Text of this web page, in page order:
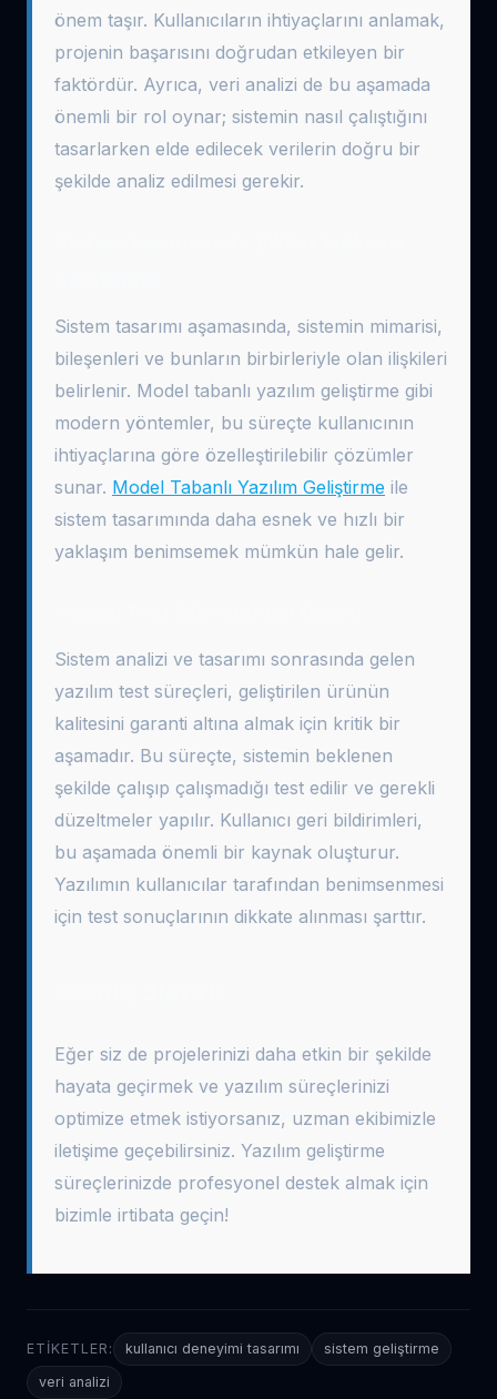
önem taşır. Kullanıcıların ihtiyaçlarını anlamak,
projenin başarısını doğrudan etkileyen bir
faktördür. Ayrıca, veri analizi de bu aşamada
önemli bir rol oynar; sistemin nasıl çalıştığını
tasarlarken elde edilecek verilerin doğru bir
şekilde analiz edilmesi gerekir.
Sistem tasarımı aşamasında, sistemin mimarisi,
bileşenleri ve bunların birbirleriyle olan ilişkileri
belirlenir. Model tabanlı yazılım geliştirme gibi
modern yöntemler, bu süreçte kullanıcının
ihtiyaçlarına göre özelleştirilebilir çözümler
sunar. Model Tabanlı Yazılım Geliştirme ile
sistem tasarımında daha esnek ve hızlı bir
yaklaşım benimsemek mümkün hale gelir.
Sistem analizi ve tasarımı sonrasında gelen
yazılım test süreçleri, geliştirilen ürünün
kalitesini garanti altına almak için kritik bir
aşamadır. Bu süreçte, sistemin beklenen
şekilde çalışıp çalışmadığı test edilir ve gerekli
düzeltmeler yapılır. Kullanıcı geri bildirimleri,
bu aşamada önemli bir kaynak oluşturur.
Yazılımın kullanıcılar tarafından benimsenmesi
için test sonuçlarının dikkate alınması şarttır.
Eğer siz de projelerinizi daha etkin bir şekilde
hayata geçirmek ve yazılım süreçlerinizi
optimize etmek istiyorsanız, uzman ekibimizle
iletişime geçebilirsiniz. Yazılım geliştirme
süreçlerinizde profesyonel destek almak için
bizimle irtibata geçin!
ETIKETLER: kullanıcı deneyimi tasarımı
sistem geliştirme
veri analizi